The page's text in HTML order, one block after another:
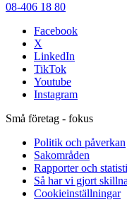
08-406 18 80
Facebook
X
LinkedIn
TikTok
Youtube
Instagram
Små företag - fokus
Politik och påverkan
Sakområden
Rapporter och
Så har vi gjort
Cookieinställningar